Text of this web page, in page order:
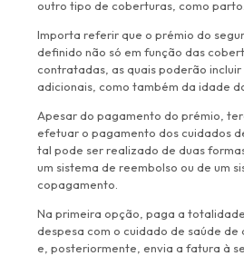
outro tipo de coberturas, como parto.
Importa referir que o prémio do
definido não só em função das
contratadas, as quais poderão
adicionais, como também da idade
Apesar do pagamento do prémio,
efetuar o pagamento dos cuidados
tal pode ser realizado de duas
um sistema de reembolso ou de um
copagamento.
Na primeira opção, paga a
despesa com o cuidado de saúde de
e, posteriormente, envia a fatura à